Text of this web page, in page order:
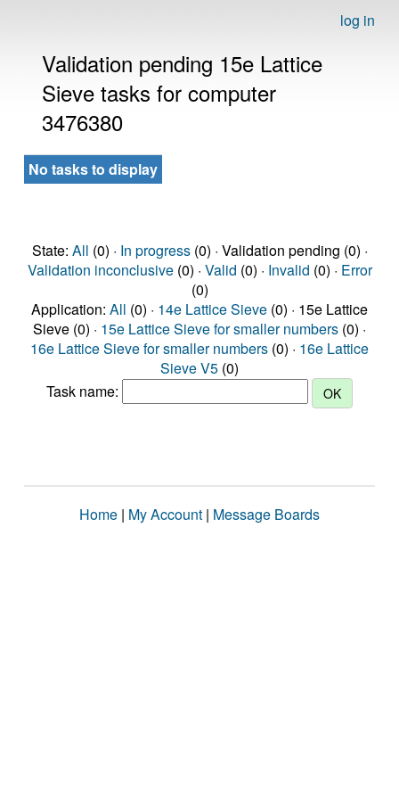
log in
Validation pending 15e Lattice
Sieve tasks for computer
3476380
No tasks to display
State: All (0) · In progress(0) · Validation pending (0) ·
Validation inconclusive(0) · Valid (0) · Invalid (0) · Error
(0)
Application: All (0) · 14e Lattice Sieve (0) · 15e Lattice
Sieve (0) · 15e Lattice Sieve for smaller numbers (0) ·
16e Lattice Sieve for smaller numbers (0) · 16e Lattice
Sieve V5 (0)
Task name:
Home | My Account | Message Boards